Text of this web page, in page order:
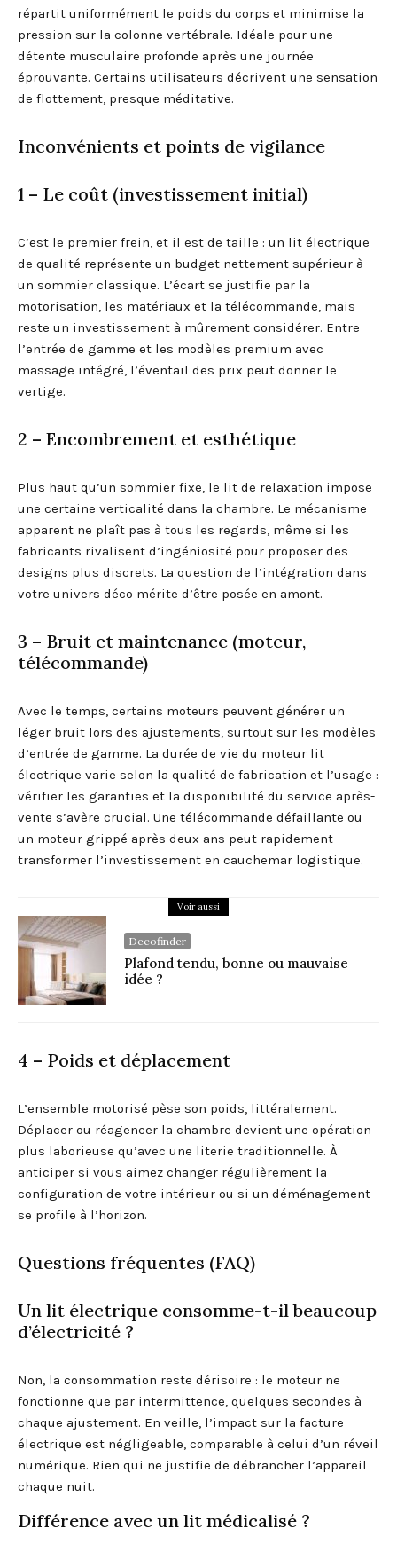
répartit uniformément le poids du corps et minimise la
pression sur la colonne vertébrale. Idéale pour une
détente musculaire profonde après une journée
éprouvante. Certains utilisateurs décrivent une sensation
de flottement, presque méditative.
Inconvénients et points de vigilance
1 – Le coût (investissement initial)
C’est le premier frein, et il est de taille : un lit électrique
de qualité représente un budget nettement supérieur à
un sommier classique. L’écart se justifie par la
motorisation, les matériaux et la télécommande, mais
reste un investissement à mûrement considérer. Entre
l’entrée de gamme et les modèles premium avec
massage intégré, l’éventail des prix peut donner le
vertige.
2 – Encombrement et esthétique
Plus haut qu’un sommier fixe, le lit de relaxation impose
une certaine verticalité dans la chambre. Le mécanisme
apparent ne plaît pas à tous les regards, même si les
fabricants rivalisent d’ingéniosité pour proposer des
designs plus discrets. La question de l’intégration dans
votre univers déco mérite d’être posée en amont.
3 – Bruit et maintenance (moteur,
télécommande)
Avec le temps, certains moteurs peuvent générer un
léger bruit lors des ajustements, surtout sur les modèles
d’entrée de gamme. La durée de vie du moteur lit
électrique varie selon la qualité de fabrication et l’usage :
vérifier les garanties et la disponibilité du service après-
vente s’avère crucial. Une télécommande défaillante ou
un moteur grippé après deux ans peut rapidement
transformer l’investissement en cauchemar logistique.
Voir aussi
Decofinder
Plafond tendu, bonne ou mauvaise
idée ?
4 – Poids et déplacement
L’ensemble motorisé pèse son poids, littéralement.
Déplacer ou réagencer la chambre devient une opération
plus laborieuse qu’avec une literie traditionnelle. À
anticiper si vous aimez changer régulièrement la
configuration de votre intérieur ou si un déménagement
se profile à l’horizon.
Questions fréquentes (FAQ)
Un lit électrique consomme-t-il beaucoup
d’électricité ?
Non, la consommation reste dérisoire : le moteur ne
fonctionne que par intermittence, quelques secondes à
chaque ajustement. En veille, l’impact sur la facture
électrique est négligeable, comparable à celui d’un réveil
numérique. Rien qui ne justifie de débrancher l’appareil
chaque nuit.
Différence avec un lit médicalisé ?